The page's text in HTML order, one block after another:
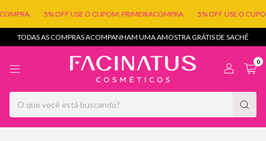
5% OFF USE O CUPOM: PRIMEIRACOMPRA 5% OFF USE O
TODAS AS COMPRAS ACOMPANHAM UMA AMOSTRA GRÁTIS DE SACHÊ
0